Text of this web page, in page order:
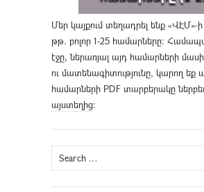
Մեր կայքում տեղադրել ենք «ՎԷՄ»-
թթ. բոլոր 1-25 համարները։
էջը, ներառյալ այդ համարների
ու մատենագիտությունը, կարող եք
համարների PDF տարբերակը
այստեղից։
Search
for: